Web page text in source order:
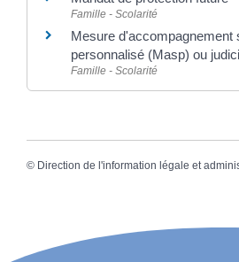
Famille - Scolarité
Mesure d'accompagnement
personnalisé (Masp) ou
Famille - Scolarité
© Direction de l'information légale et